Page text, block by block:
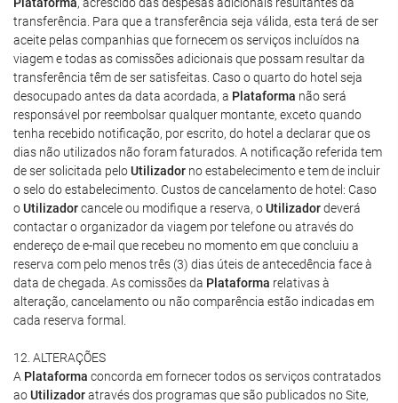
transferência. Para que a transferência seja válida, esta terá de ser
aceite pelas companhias que fornecem os serviços incluídos na
viagem e todas as comissões adicionais que possam resultar da
transferência têm de ser satisfeitas. Caso o quarto do hotel seja
desocupado antes da data acordada, a Plataforma não será
responsável por reembolsar qualquer montante, exceto quando
tenha recebido notificação, por escrito, do hotel a declarar que os
dias não utilizados não foram faturados. A notificação referida tem
de ser solicitada peloUtilizador no estabelecimento e tem de incluir
o selo do estabelecimento. Custos de cancelamento de hotel: Caso
oUtilizadorcancele ou modifique a reserva, oUtilizadordeverá
contactar o organizador da viagem por telefone ou através do
endereço de e-mail que recebeu no momento em que concluiu a
reserva com pelo menos três (3) dias úteis de antecedência face à
data de chegada. As comissões da Plataforma relativas à
alteração, cancelamento ou não comparência estão indicadas em
cada reserva formal.
12. ALTERAÇÕES
A Plataforma concorda em fornecer todos os serviços contratados
aoUtilizadoratravés dos programas que são publicados no Site,